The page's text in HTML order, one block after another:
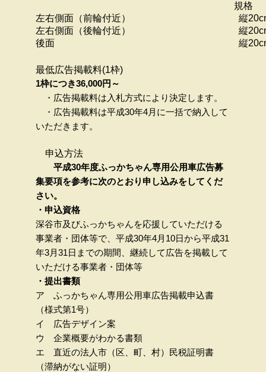
規格
左右側面（前輪付近）
縦
左右側面（後輪付近）
縦
後面
縦
最低広告掲載料(1枠)
1枠につき36,000円～
・広告掲載料は入札方式により決定します。
・広告掲載料は平成30年4月に一括で納入して
いただきます。
申込方法
平成30年度ふっかちゃん専用公用車広告募
集要項を参考に次のとおり申し込みをしてくだ
さい。
・申込資格
深谷市及びふっかちゃんを応援していただける
事業者・団体等で、平成30年4月10日から平成31
年3月31日までの期間、継続して広告を掲載して
いただける事業者・団体等
・提出書類
ア ふっかちゃん専用公用車広告掲載申込書
（様式第1号）
イ 広告デザイン案
ウ 企業概要がわかる書類
エ 直近の法人市（区、町、村）民税証明書
（滞納がない証明）